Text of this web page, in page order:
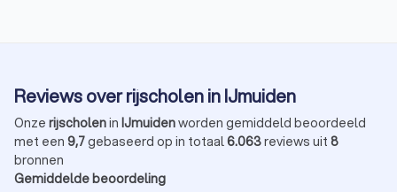
Reviews over rijscholen in IJmuiden
Onze rijscholenin IJmuidenworden gemiddeld beoordeeld
met een 9,7gebaseerd op in totaal6.063reviews uit 8
bronnen
Gemiddelde beoordeling